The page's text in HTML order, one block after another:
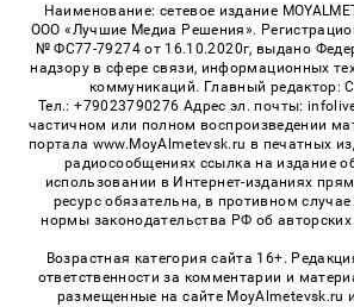
Наименование: сетевое издание
ООО «Лучшие Медиа Решения».
№ ФС77-79274 от 16.10.2020г, выдано
надзору в сфере связи, информационных
коммуникаций. Главный редактор:
Тел.: +79023790276 Адрес эл. почты:
частичном или полном воспроизведении
портала www.MoyAlmetevsk.ru в печатных
радиосообщениях ссылка на издание
использовании в Интернет-изданиях
ресурс обязательна, в противном
нормы законодательства РФ об
Возрастная категория сайта 16+.
ответственности за комментарии и
размещенные на сайте MoyAlmetevsk.ru